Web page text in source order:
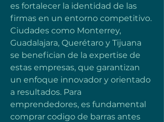
es fortalecer la identidad de las
firmas en un entorno competitivo.
Ciudades como Monterrey,
Guadalajara, Querétaro y Tijuana
se benefician de la expertise de
estas empresas, que garantizan
un enfoque innovador y orientado
a resultados. Para
emprendedores, es fundamental
comprar codigo de barras antes